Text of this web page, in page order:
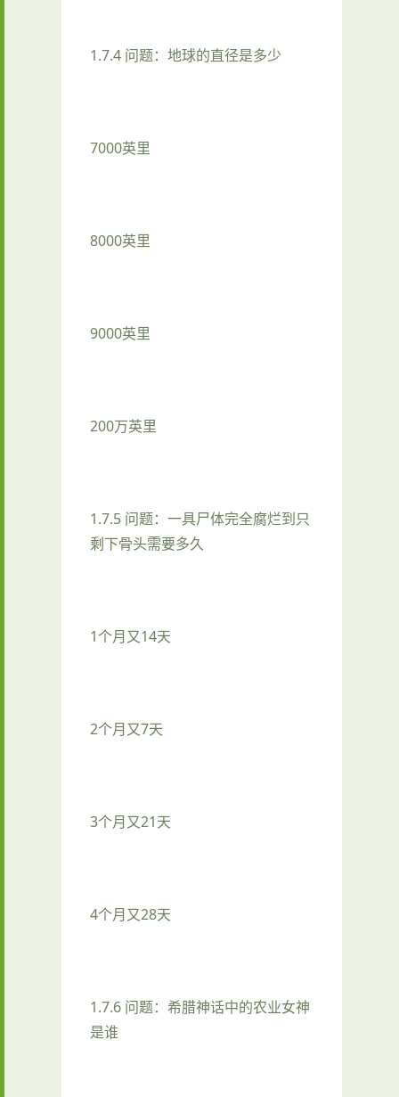
1.7.4 问题：地球的直径是多少
7000英里
8000英里
9000英里
200万英里
1.7.5 问题：一具尸体完全腐烂到只
剩下骨头需要多久
1个月又14天
2个月又7天
3个月又21天
4个月又28天
1.7.6 问题：希腊神话中的农业女神
是谁